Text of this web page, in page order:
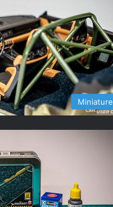
Miniature